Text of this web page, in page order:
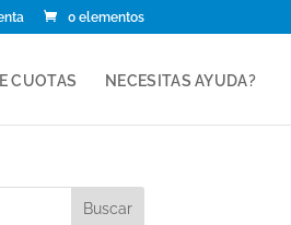
0 elementos
CUOTAS NECESITAS AYUDA?